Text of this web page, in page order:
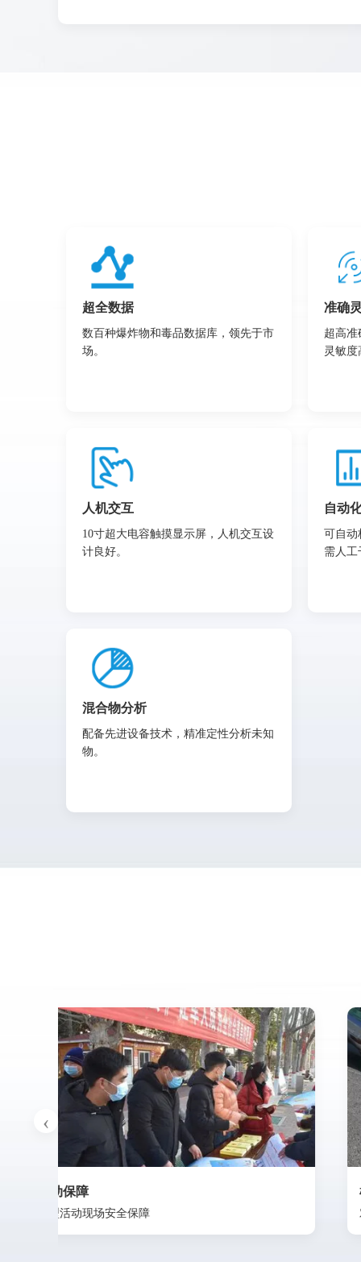
超全数据
数百种爆炸物和毒品数据库，领先于市
场。
准确
超高准
灵敏
人机交互
10寸超大电容触摸显示屏，人机交互设
计良好。
自动
可自动
需人工
混合物分析
配备先进设备技术，精准定性分析未知
物。
枢纽安检
对危险化学品、爆炸物快速识别